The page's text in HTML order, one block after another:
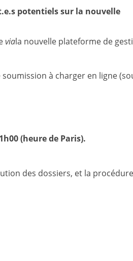
potentiels sur la nouvelle
viala nouvelle plateforme de
à charger en ligne
(heure de Paris).
des dossiers, et la